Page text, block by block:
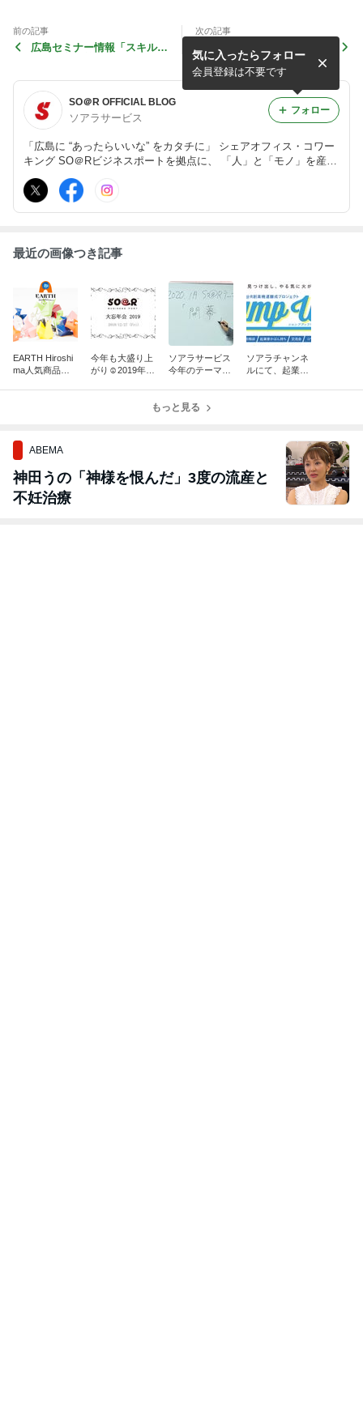
前の記事
広島セミナー情報「スキルミ
次の記事
～SO＠R創業支援「Get a C
hance！」～起業家のための
個別無料相談会のお知らせ
SO＠R OFFICIAL BLOG
ソアラサービス
「広島に “あったらいいな” をカタチに」 シェアオフィス・コワー
キング SO＠Rビジネスポートを拠点に、 「人」と「モノ」を産み
出す仕組みを推進し、広島の新しい価値と魅力を創造する 株式会
社ソアラサービスの公式ブログです。
気に入ったらフォロー
会員登録は不要です
フォロー
最近の画像つき記事
EARTH Hiroshi
ma人気商品
今年も大盛り上
がり☺2019年S
ソアラサービス
今年のテーマは
ソアラチャンネ
ルにて、起業家
もっと見る
ABEMA
神田うの「神様を恨んだ」3度の流産と
不妊治療